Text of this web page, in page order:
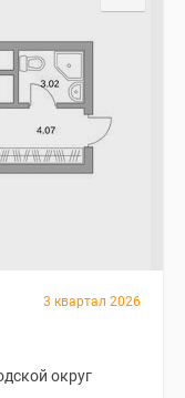
3 квартал 2026
округ